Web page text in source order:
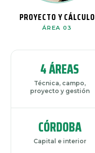
PROYECTO Y CÁLCULO
ÁREA 03
4 ÁREAS
Técnica, campo,
proyecto y gestión
CÓRDOBA
Capital e interior